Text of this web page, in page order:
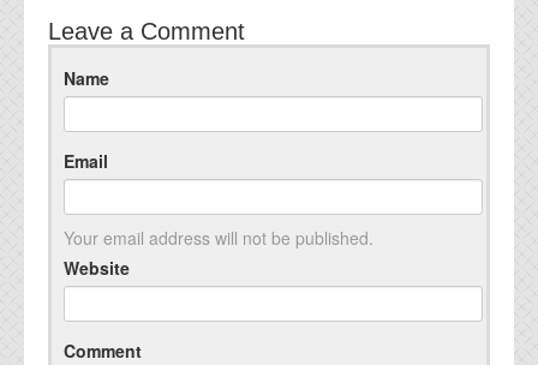
Leave a Comment
Name
Email
Your email address will not be published.
Website
Comment